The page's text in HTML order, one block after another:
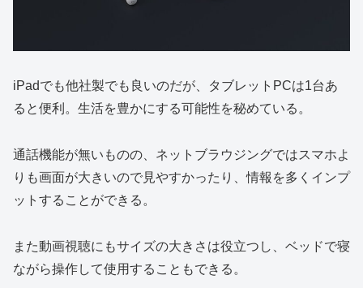
iPadでも他社製でも良いのだが、タブレットPCは1台あ
ると便利。生活を豊かにする可能性を秘めている。
通話機能が無いものの、ネットブラウジングではスマホよ
りも画面が大きいので見やすかったり、情報を多くインプ
ットすることができる。
また動画視聴にもサイズの大きさは役立つし、ベッドで寝
ながら操作して使用することもできる。